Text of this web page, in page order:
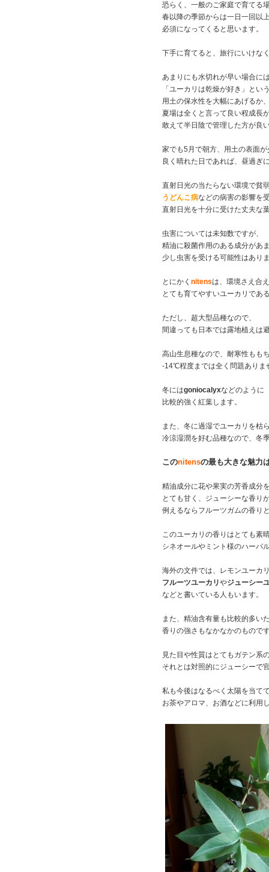
恐らく、一般のご家庭で育てる
春以降の季節からは一日一回以
必須になってくると思います。
下手に育てると、旅行にいけな
あまりにも水切れが早い場合に
「ユーカリは乾燥が好き」とい
用土の保水性を大幅にあげるか
夏場は全くと言って良い程成長
敢えて半日陰で管理した方が良
家でも5月で朝方、用土の表面
良く晴れた日であれば、昼過ぎ
直射日光の当たらない環境で貧
うどんこ病などの病害の影響を
直射日光を十分に受けた丈夫な
虫害については未知数ですが、
精油に殺菌作用のある成分があ
少し虫害を受ける可能性はあり
とにかく nitensは、環境さえ合
とても育てやすいユーカリであ
ただし、超大型品種なので、
間違っても日本では露地植えは
高山生息種なので、耐寒性もも
-14℃程度までは全く問題ありま
冬にはgoniocalyxなどのように
比較的強く紅葉します。
また、冬に過湿でユーカリを枯
冷涼湿潤を好む品種なので、冬
このnitensの最も大きな魅力
精油成分に花や果実の芳香成分
とても甘く、ジューシーな香り
例えるならフルーツガムの香り
このユーカリの香りはとても素
シネオールやミント様のハーバ
海外の文件では、レモンユーカ
フルーツユーカリやジューシー
などと書いている人もいます。
また、精油含有量も比較的多い
香りの強さもなかなかのもので
見た目や性質はとてもガテン系
それとは対照的にジューシーで
私も今後はなるべく太陽を当て
お茶やアロマ、お酒などに利用